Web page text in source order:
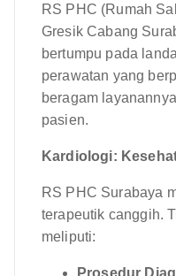
RS PHC (Rumah
Gresik Cabang
bertumpu pada
perawatan yang
beragam
pasien.
Kardiologi:
RS PHC Surabaya
terapeutik canggih.
meliputi:
Prosedur